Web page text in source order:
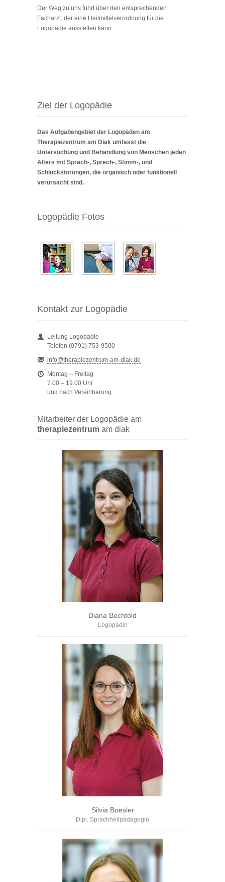
Der Weg zu uns führt über den entsprechenden
Facharzt, der eine Heilmittelverordnung für die
Logopädie ausstellen kann.
Ziel der Logopädie
Das Aufgabengebiet der Logopäden am
Therapiezentrum am Diak umfasst die
Untersuchung und Behandlung von Menschen jeden
Alters mit Sprach-, Sprech-, Stimm-, und
Schluckstörungen, die organisch oder funktionell
verursacht sind.
Logopädie Fotos
Kontakt zur Logopädie
Leitung Logopädie
Telefon (0791) 753-9500
info@therapiezentrum-am-diak.de
Montag – Freitag
7.00 – 19.00 Uhr
und nach Vereinbarung
Mitarbeiter der Logopädie am
therapiezentrum am diak
Diana Bechtold
Logopädin
Silvia Boesler
Dipl. Sprachheilpädagogin